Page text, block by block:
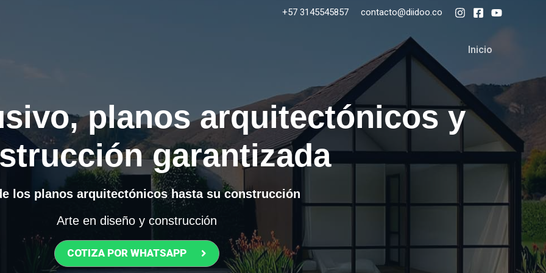
+57 3145545857 contacto@diidoo.co
Inicio
planos arquitectónicos y
garantizada
los planos arquitectónicos hasta su construcción
Arte en diseño y construcción
COTIZA POR WHATSAPP